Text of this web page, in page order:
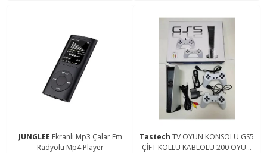
JUNGLEE Ekranlı Mp3 Çalar Fm
Radyolu Mp4 Player
Tastech TV OYUN KONSOLU GS5
ÇİFT KOLLU KABLOLU 200 OYUN